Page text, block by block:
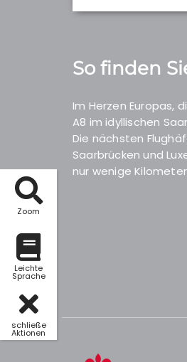
Zoom
Leichte
Sprache
schließe
Aktionen
So finden
Im Herzen Europas,
A8 im idyllischen
Die nächsten
Saarbrücken und
nur wenige